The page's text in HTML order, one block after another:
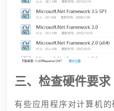
三、检查硬件要求
有些应用程序对计算机